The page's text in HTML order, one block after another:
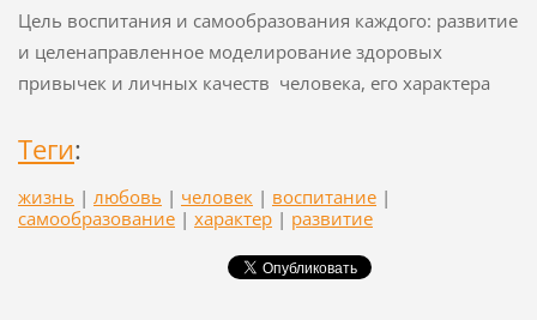
Цель воспитания и самообразования каждого: развитие
и целенаправленное моделирование здоровых
привычек и личных качеств человека, его характера
Теги:
жизнь | любовь | человек | воспитание |
самообразование | характер | развитие